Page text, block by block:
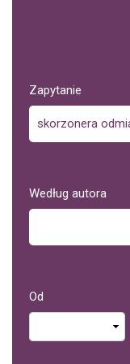
Zapytanie
Według autora
Od